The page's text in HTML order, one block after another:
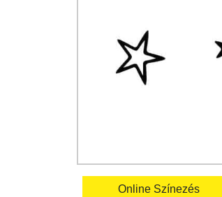
Online Színezés